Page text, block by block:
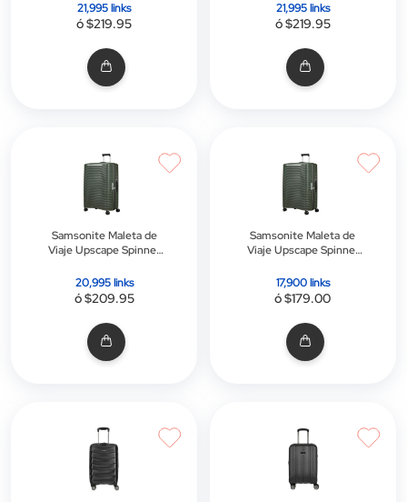
21,995 links
ó $219.95
21,995 links
ó $219.95
Samsonite Maleta de
Viaje Upscape Spinner
20,995 links
ó $209.95
Samsonite Maleta de
Viaje Upscape Spinner
17,900 links
ó $179.00